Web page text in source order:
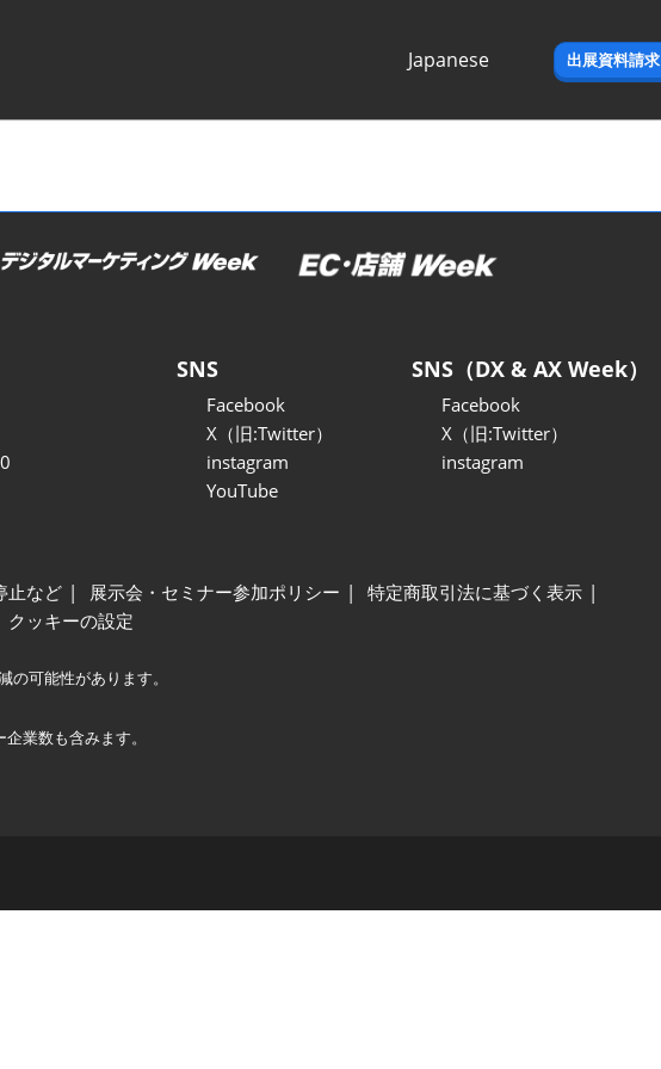
Japanese
出展資料請求
SNS
Facebook
X（旧:Twitter）
instagram
YouTube
SNS（DX & AX Week）
Facebook
X（旧:Twitter）
instagram
止など 展示会・セミナー参加ポリシー
特定商取引法に基づく表示
クッキーの設定
可能性があります。
業数も含みます。